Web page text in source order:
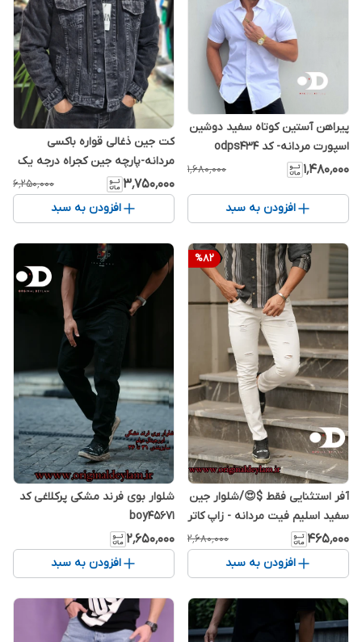
پیراهن آستین کوتاه سفید دوشین
اسپورت مردانه- کد odps434
۱٬۴۸۰٬۰۰۰ ۱٬۶۸۰٬۰۰۰
افزودن به سبد
کت جین ذغالی قواره باکسی
مردانه-پارچه جین کجراه درجه یک
بدون کش
۳٬۷۵۰٬۰۰۰ ۶٬۲۵۰٬۰۰۰
افزودن به سبد
%82
آفر استثنایی فقط $😍/شلوار جین
سفید اسلیم فیت مردانه - زاپ کاتر
جدید و خفن کد Wkdnks
۴۶۵٬۰۰۰ ۲٬۶۸۰٬۰۰۰
افزودن به سبد
شلوار بوی فرند مشکی پرکلاغی کد
boy45671
۲٬۶۵۰٬۰۰۰
افزودن به سبد